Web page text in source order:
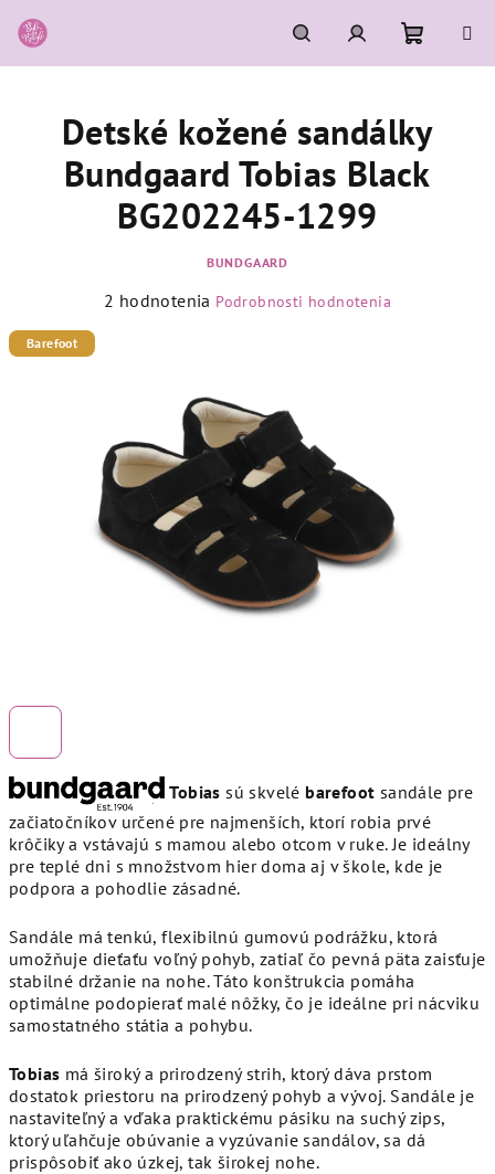
na
obsah
HľadaťPrihlásenie
košík
Tobias sú skvelé barefoot sandále pre
začiatočníkov určené pre najmenších, ktorí robia prvé
krôčiky a vstávajú s mamou alebo otcom v ruke. Je ideálny
pre teplé dni s množstvom hier doma aj v škole, kde je
podpora a pohodlie zásadné.
Sandále má tenkú, flexibilnú gumovú podrážku, ktorá
umožňuje dieťaťu voľný pohyb, zatiaľ čo pevná päta zaisťuje
stabilné držanie na nohe. Táto konštrukcia pomáha
optimálne podopierať malé nôžky, čo je ideálne pri nácviku
samostatného státia a pohybu.
Tobias má široký a prirodzený strih, ktorý dáva prstom
dostatok priestoru na prirodzený pohyb a vývoj. Sandále je
nastaviteľný a vďaka praktickému pásiku na suchý zips,
ktorý uľahčuje obúvanie a vyzúvanie sandálov, sa dá
prispôsobiť ako úzkej, tak širokej nohe.
Detské kožené sandálky
Bundgaard Tobias Black
BG202245-1299
BUNDGAARD
Priemerné
hviezdičiek.
2 hodnotenia Podrobnosti hodnotenia
Barefoot